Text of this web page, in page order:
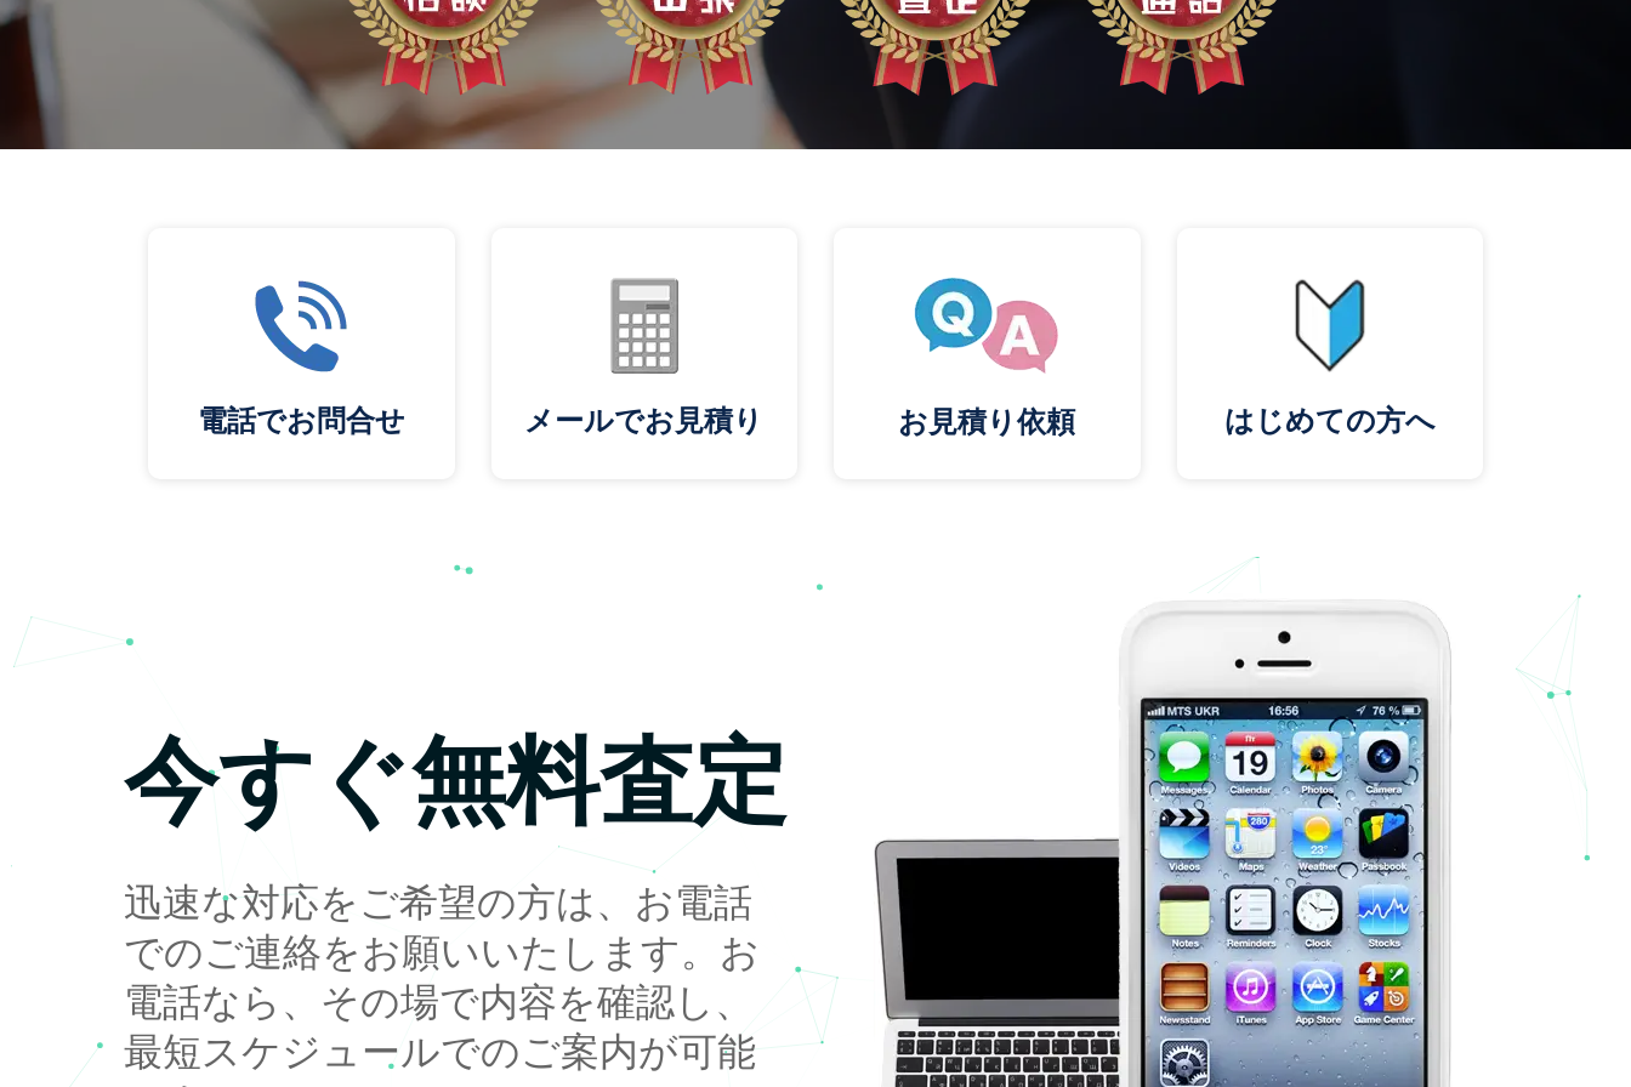
電話でお問合せ メールでお見積り お見積り依頼 はじめての方へ
今すぐ無料査定
迅速な対応をご希望の方は、お電話
でのご連絡をお願いいたします。お
電話なら、その場で内容を確認し、
最短スケジュールでのご案内が可能